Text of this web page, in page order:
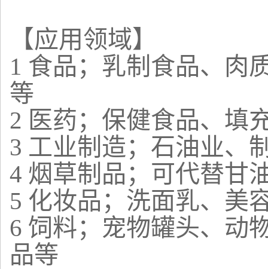
【应用领域】
1 食品；乳制食品、肉
等
2 医药；保健食品、填
3 工业制造；石油业、
4 烟草制品；可代替甘
5 化妆品；洗面乳、美
6 饲料；宠物罐头、动
品等